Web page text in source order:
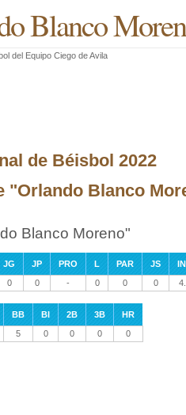
Blanco
del Equipo Ciego de Avila
de Béisbol 2022
"Orlando Blanco
Blanco Moreno"
JG JP PRO L PAR JS
0 0 - 0 0 0
BB BI 2B 3B
HR
5 0 0 0 0